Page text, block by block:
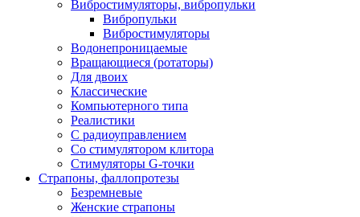
Вибростимуляторы, вибропульки
Вибропульки
Вибростимуляторы
Водонепроницаемые
Вращающиеся (ротаторы)
Для двоих
Классические
Компьютерного типа
Реалистики
С радиоуправлением
Со стимулятором клитора
Стимуляторы G-точки
Страпоны, фаллопротезы
Безремневые
Женские страпоны